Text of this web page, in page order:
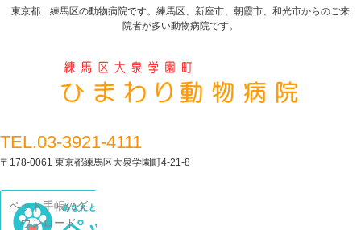
東京都 練馬区の動物病院です。練馬区、新座市、朝霞市、和光市からのご来
院者が多い動物病院です。
TEL.03-3921-4111
〒178-0061 東京都練馬区大泉学園町4-21-8
ペット手帳のダ
ウンロード